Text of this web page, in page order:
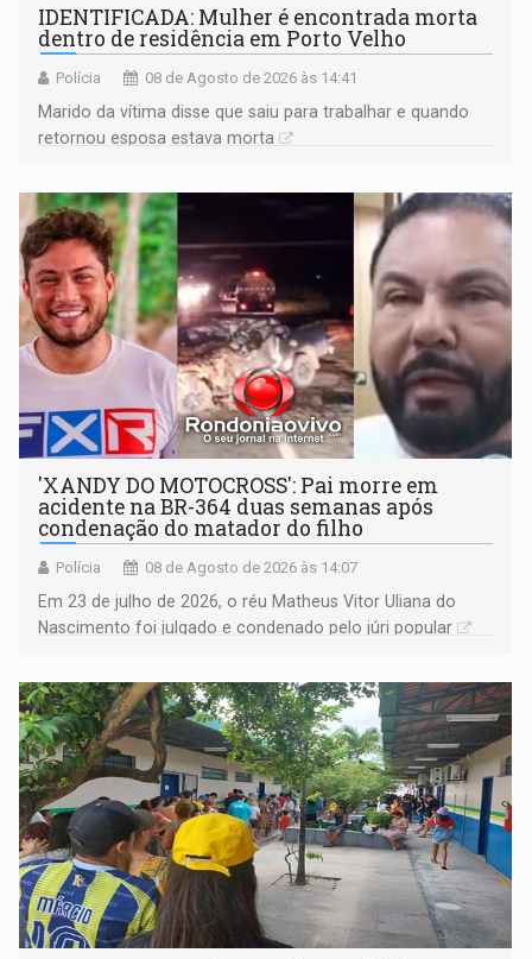
IDENTIFICADA: Mulher é encontrada morta
dentro de residência em Porto Velho
Polícia 08 de Agosto de 2026 às 14:41
Marido da vítima disse que saiu para trabalhar e quando
retornou esposa estava morta
'XANDY DO MOTOCROSS': Pai morre em
acidente na BR-364 duas semanas após
condenação do matador do filho
Polícia 08 de Agosto de 2026 às 14:07
Em 23 de julho de 2026, o réu Matheus Vitor Uliana do
Nascimento foi julgado e condenado pelo júri popular